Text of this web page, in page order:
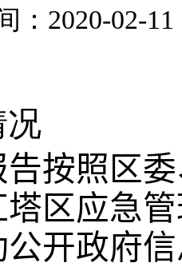
：2020-02-11
况
按照区
区应急
开政府